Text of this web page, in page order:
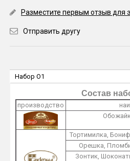
Разместите первым отзыв для
Отправить другу
Набор O1
Состав
производство
Тортимилка,
Орешка,
Зонтик,